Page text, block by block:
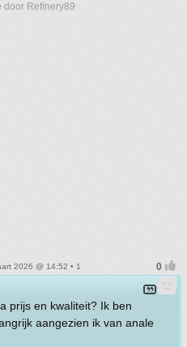
door Refinery89
2026 @ 14:52 • 1
prijs en kwaliteit? Ik ben
aangezien ik van anale